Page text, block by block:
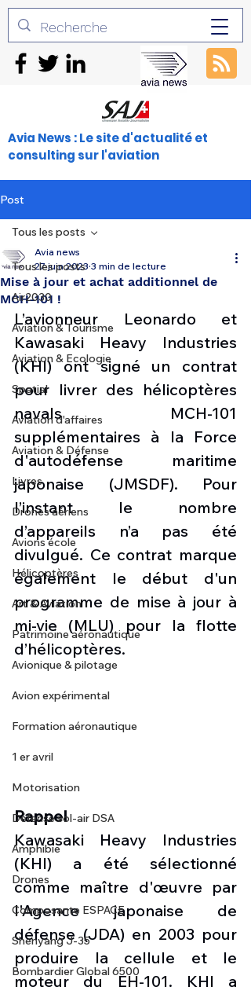
Avia News : Le site d'actualité et
consulting sur l'aviation
Post
Tous les posts
Air2030
Aviation & Tourisme
Aviation & Ecologie
Spatial
Aviation d'affaires
Aviation & Défense
Livres
Drones aériens
Avions école
Hélicoptères
Art & Aviation
Patrimoine aéronautique
Avionique & pilotage
Avion expérimental
Formation aéronautique
1 er avril
Motorisation
Défense sol-air DSA
Amphibie
Drones
Composante ESPACE
Shenyang J-35
Bombardier Global 6500
Tous les posts
Mise à jour et achat additionnel de
MCH-101 !
Avia news
27 juin 2023 3 min de lecture
L’avionneur Leonardo et
Kawasaki Heavy Industries
(KHI) ont signé un contrat
pour livrer des hélicoptères
navals MCH-101
supplémentaires à la Force
d'autodéfense maritime
japonaise (JMSDF). Pour
l’instant le nombre
d’appareils n’a pas été
divulgué. Ce contrat marque
également le début d'un
programme de mise à jour à
mi-vie (MLU) pour la flotte
d’hélicoptères.
Rappel
Kawasaki Heavy Industries
(KHI) a été sélectionné
comme maître d'œuvre par
l'Agence japonaise de
défense (JDA) en 2003 pour
produire la cellule et le
moteur du EH-101. KHI a